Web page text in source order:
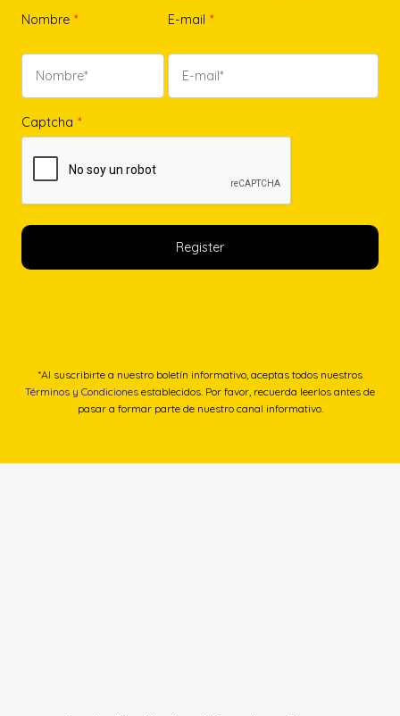
Nombre * E-mail *
Captcha *
*Al suscribirte a nuestro boletín informativo, aceptas todos nuestros
Términos y Condiciones establecidos. Por favor, recuerda leerlos antes de
pasar a formar parte de nuestro canal informativo.